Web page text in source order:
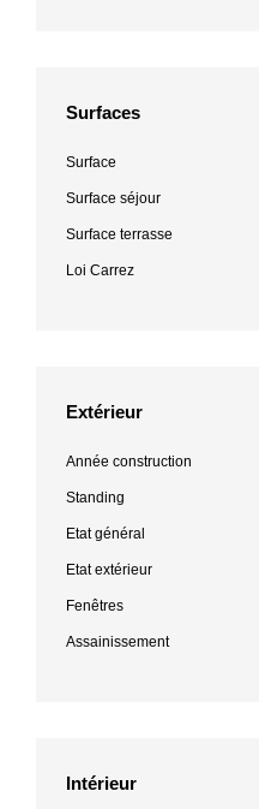
Surfaces
Surface
Surface séjour
Surface terrasse
Loi Carrez
Extérieur
Année construction
Standing
Etat général
Etat extérieur
Fenêtres
Assainissement
Intérieur